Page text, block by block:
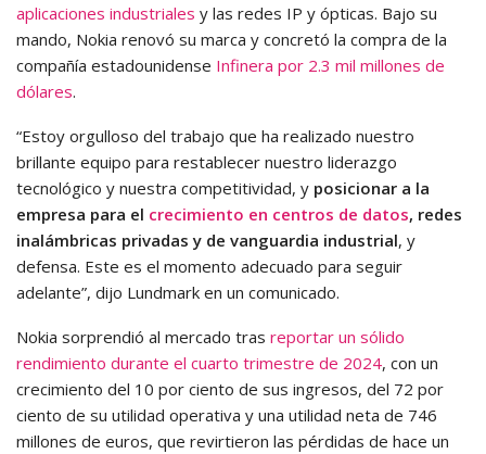
aplicaciones industriales y las redes IP y ópticas. Bajo su
mando, Nokia renovó su marca y concretó la compra de la
compañía estadounidense Infinera por 2.3 mil millones de
dólares.
“Estoy orgulloso del trabajo que ha realizado nuestro
brillante equipo para restablecer nuestro liderazgo
tecnológico y nuestra competitividad, y posicionar a la
empresa para el crecimiento en centros de datos, redes
inalámbricas privadas y de vanguardia industrial, y
defensa. Este es el momento adecuado para seguir
adelante”, dijo Lundmark en un comunicado.
Nokia sorprendió al mercado tras reportar un sólido
rendimiento durante el cuarto trimestre de 2024, con un
crecimiento del 10 por ciento de sus ingresos, del 72 por
ciento de su utilidad operativa y una utilidad neta de 746
millones de euros, que revirtieron las pérdidas de hace un